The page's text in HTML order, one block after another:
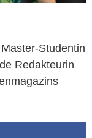
Studentin
Redakteurin